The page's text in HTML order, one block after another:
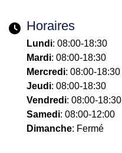
Horaires
Lundi: 08:00-18:30
Mardi: 08:00-18:30
Mercredi: 08:00-18:30
Jeudi: 08:00-18:30
Vendredi: 08:00-18:30
Samedi: 08:00-12:00
Dimanche: Fermé